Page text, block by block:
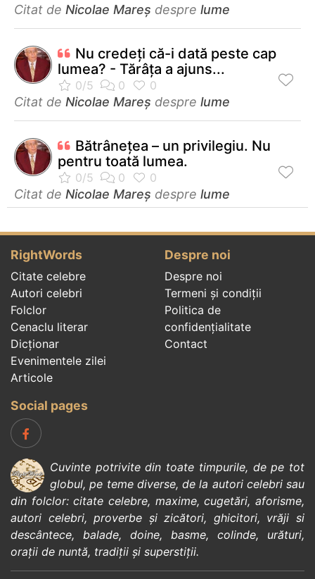
Citat de Nicolae Mareș despre lume
Nu credeţi că-i dată peste cap
lumea? - Tărâţa a ajuns...
Citat de Nicolae Mareș despre lume
Bătrâneţea – un privilegiu. Nu
pentru toată lumea.
Citat de Nicolae Mareș despre lume
RightWords
Citate celebre
Autori celebri
Folclor
Cenaclu literar
Dicționar
Evenimentele zilei
Articole
Despre noi
Despre noi
Termeni și condiții
Politica de
confidenţialitate
Contact
Social pages
Cuvinte potrivite din toate timpurile, de pe tot
globul, pe teme diverse, de la autori celebrisau
din folclor:citate celebre, maxime,cugetări,aforisme,
autori celebri,proverbe și zicători, ghicitori, vrăji si
descântece, balade, doine, basme, colinde, urături,
orații de nuntă, tradiții și superstiții.